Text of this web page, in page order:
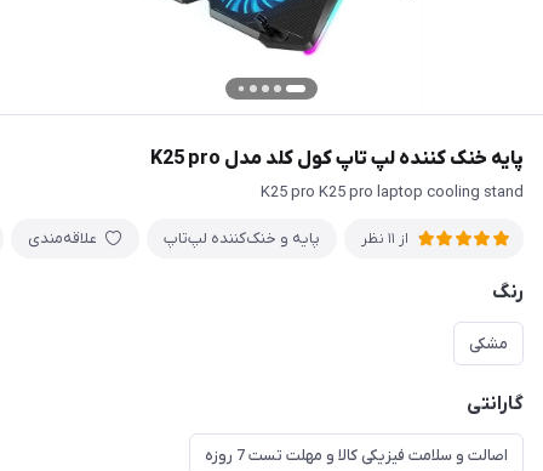
پایه خنک کننده لپ تاپ کول کلد مدل K25 pro
K25 pro K25 pro laptop cooling stand
از 11 نظر پایه و خنک‌کننده لپ‌تاپ علاقه‌مندی
رنگ
مشکی
گارانتی
اصالت و سلامت فیزیکی کالا و مهلت تست 7 روزه